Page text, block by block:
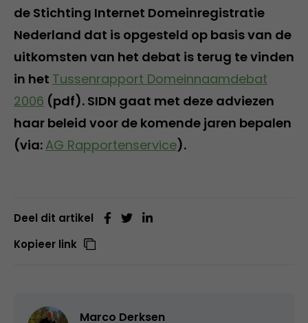
de Stichting Internet Domeinregistratie
Nederland dat is opgesteld op basis van de
uitkomsten van het debat is terug te vinden
in het Tussenrapport Domeinnaamdebat
2006 (pdf). SIDN gaat met deze adviezen
haar beleid voor de komende jaren bepalen
(via: AG Rapportenservice).
Deel dit artikel
Kopieer link
Marco Derksen